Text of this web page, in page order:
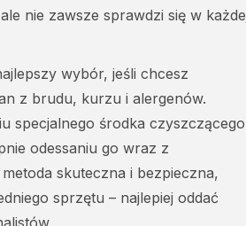
nie zawsze sprawdzi się w
wybór, jeśli chcesz
z brudu, kurzu i alergenów.
specjalnego środka czyszczącego
odessaniu go wraz z
skuteczna i bezpieczna,
sprzętu – najlepiej oddać